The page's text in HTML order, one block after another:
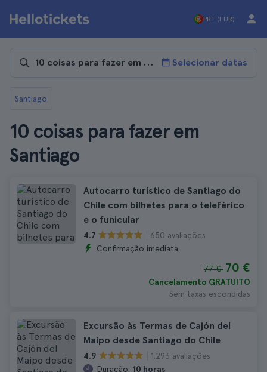
PRT (EUR)
Selecionar datas
Santiago
10 coisas para fazer em
Santiago
Autocarro turístico de Santiago do
Chile com bilhetes para o teleférico
e o funicular
4.7
650 avaliações
Confirmação imediata
77 € 70 €
Cancelamento GRATUITO
Sem taxas escondidas
Excursão às Termas de Cajón del
Maipo desde Santiago do Chile
4.9
1.293 avaliações
Duração: 10 horas